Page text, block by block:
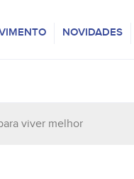
NOVIDADES
viver melhor